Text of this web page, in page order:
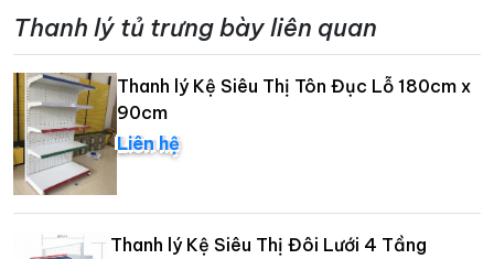
Thanh lý tủ trưng bày liên quan
Thanh lý Kệ Siêu Thị Tôn Đục Lỗ 180cm x
90cm
Liên hệ
Thanh lý Kệ Siêu Thị Đôi Lưới 4 Tầng